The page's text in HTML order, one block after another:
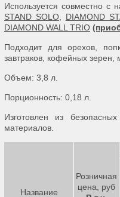
Используется совместно с
STAND SOLO, DIAMOND
DIAMOND WALL TRIO
Подходит для орехов,
завтраков, кофейных зерен,
Объем: 3,8 л.
Порционность: 0,18 л.
Изготовлен из
материалов.
Название
Розничная
цена, руб